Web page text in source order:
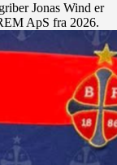
Jonas Wind er
ApS fra 2026.